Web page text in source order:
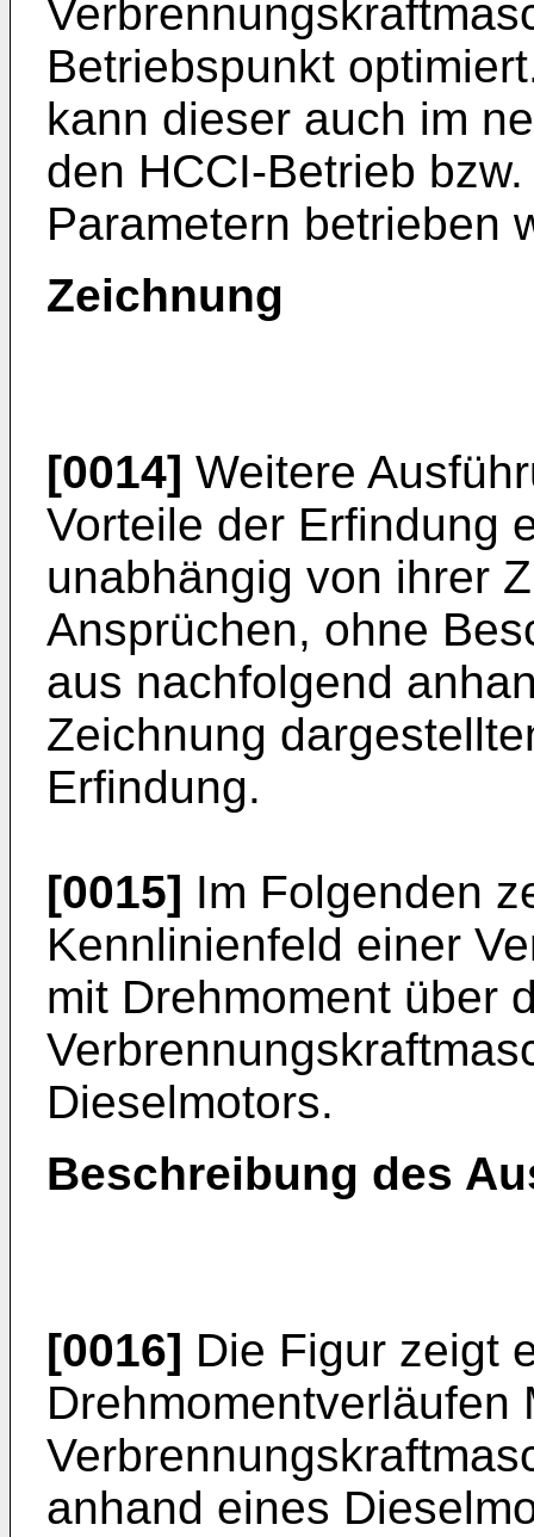
Betriebspunkt
kann dieser auch im
den HCCI-Betrieb
Parametern betrieben
Zeichnung
[0014] Weitere
Vorteile der Erfindung
unabhängig von ihrer
Ansprüchen, ohne
aus nachfolgend
Zeichnung
Erfindung.
[0015] Im Folgenden
Kennlinienfeld einer
mit Drehmoment über
Dieselmotors.
Beschreibung des
[0016] Die Figur zeigt
Drehmomentverläufen
anhand eines